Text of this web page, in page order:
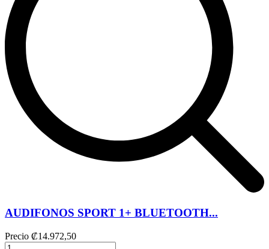
AUDIFONOS SPORT 1+ BLUETOOTH...
Precio ₡14.972,50